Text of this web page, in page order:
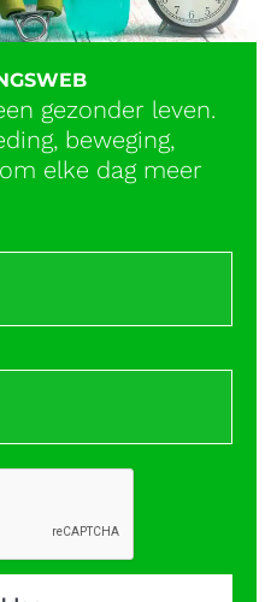
gezonder leven.
beweging,
elke dag meer